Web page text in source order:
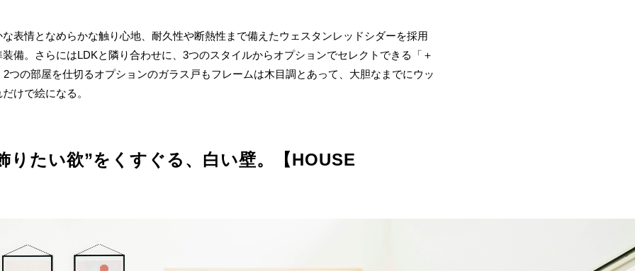
表情となめらかな触り心地、耐久性や断熱性まで備えたウェスタンレッドシダーを採用
備。さらにはLDKと隣り合わせに、3つのスタイルからオプションでセレクトできる「＋
つの部屋を仕切るオプションのガラス戸もフレームは木目調とあって、大胆なまでにウッ
けで絵になる。
りたい欲”をくすぐる、白い壁。【HOUSE